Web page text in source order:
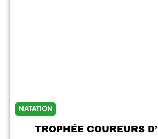
NATATION
TROPHÉE COUREURS